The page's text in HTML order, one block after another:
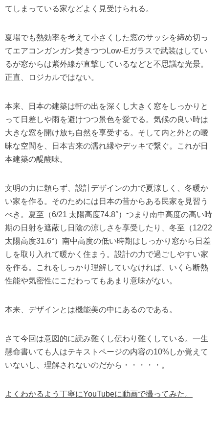
てしまっている家などよく見受けられる。
夏場でも熱効率を考えて小さくした窓のサッシを締め切っ
てエアコンガンガン焚きつつLow-Eガラスで武装はしてい
るが窓からは紫外線が直撃しているなどと不思議な光景。
正直、ロジカルではない。
本来、日本の建築は軒の出を深くし大きく窓をしっかりと
って日差しや雨を避けつつ景色を愛でる。気候の良い時は
大きな窓を開け放ち自然を享受する。そして内と外との曖
昧な空間を、日本古来の濡れ縁やデッキで繋ぐ。これが日
本建築の醍醐味。
文明の力に頼らず、設計デザインの力で夏涼しく、冬暖か
い家を作る。そのためには日本の昔からある民家を見習う
べき。夏至（6/21 太陽高度74.8°）つまり南中高度の高い時
期の日射を遮蔽し日陰の涼しさを享受したり、冬至（12/22
太陽高度31.6°）南中高度の低い時期はしっかり窓から日差
しを取り入れて暖かく住まう。設計の力で過ごしやすい家
を作る。これをしっかり理解していなければ、いくら断熱
性能や気密性にこだわってもあまり意味がない。
本来、デザインとは機能美の中にあるのである。
さて今回は意図的に読み難くし伝わり難くしている。一生
懸命書いても人はテキストページの内容の10%しか覚えて
いないし、理解されないのだから・・・・・。
よくわかるよう丁寧にYouTubeに動画で撮ってみた。